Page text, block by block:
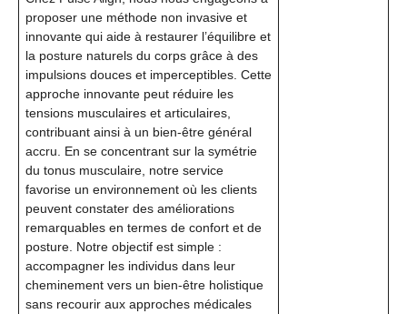
proposer une méthode non invasive et
innovante qui aide à restaurer l’équilibre et
la posture naturels du corps grâce à des
impulsions douces et imperceptibles. Cette
approche innovante peut réduire les
tensions musculaires et articulaires,
contribuant ainsi à un bien-être général
accru. En se concentrant sur la symétrie
du tonus musculaire, notre service
favorise un environnement où les clients
peuvent constater des améliorations
remarquables en termes de confort et de
posture. Notre objectif est simple :
accompagner les individus dans leur
cheminement vers un bien-être holistique
sans recourir aux approches médicales